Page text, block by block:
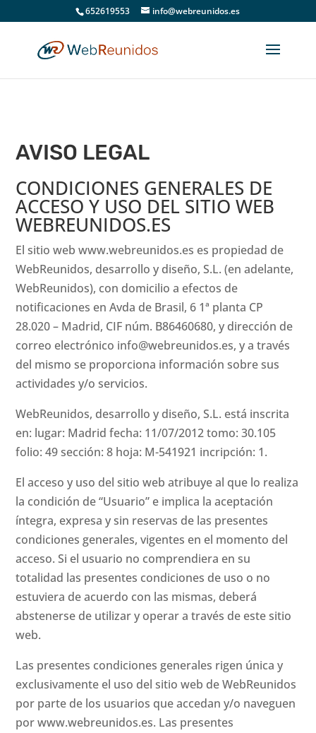
652619553 info@webreunidos.es
AVISO LEGAL
CONDICIONES GENERALES DE
ACCESO Y USO DEL SITIO WEB
WEBREUNIDOS.ES
El sitio web www.webreunidos.es es propiedad de
WebReunidos, desarrollo y diseño, S.L. (en adelante,
WebReunidos), con domicilio a efectos de
notificaciones en Avda de Brasil, 6 1ª planta CP
28.020 – Madrid, CIF núm. B86460680, y dirección de
correo electrónico info@webreunidos.es, y a través
del mismo se proporciona información sobre sus
actividades y/o servicios.
WebReunidos, desarrollo y diseño, S.L. está inscrita
en: lugar: Madrid fecha: 11/07/2012 tomo: 30.105
folio: 49 sección: 8 hoja: M-541921 incripción: 1.
El acceso y uso del sitio web atribuye al que lo realiza
la condición de “Usuario” e implica la aceptación
íntegra, expresa y sin reservas de las presentes
condiciones generales, vigentes en el momento del
acceso. Si el usuario no comprendiera en su
totalidad las presentes condiciones de uso o no
estuviera de acuerdo con las mismas, deberá
abstenerse de utilizar y operar a través de este sitio
web.
Las presentes condiciones generales rigen única y
exclusivamente el uso del sitio web de WebReunidos
por parte de los usuarios que accedan y/o naveguen
por www.webreunidos.es. Las presentes